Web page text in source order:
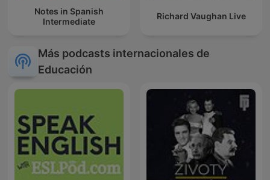
Notes in Spanish
Intermediate
Richard Vaughan Live
Más podcasts internacionales de
Educación